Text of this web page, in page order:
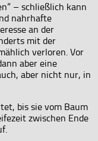
– schließlich kann
nahrhafte
an der
mit der
verloren. Vor
aber eine
aber nicht nur, in
bis sie vom Baum
zwischen Ende